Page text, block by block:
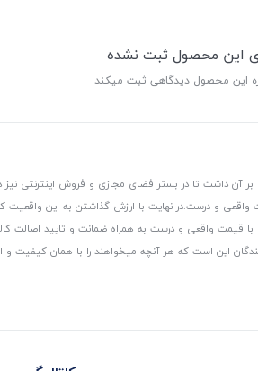
این محصول ثبت نشده
این محصول دیدگاهی ثبت میکند
بر آن داشت تا در بستر فضای مجازی و فروش اینترنتی
واقعی و درست.در نهایت با ارزش گذاشتن به این
با قیمت واقعی و درست به همراه ضمانت و تایید
این است که هر آنچه میخواهند را با همان کیفیت و